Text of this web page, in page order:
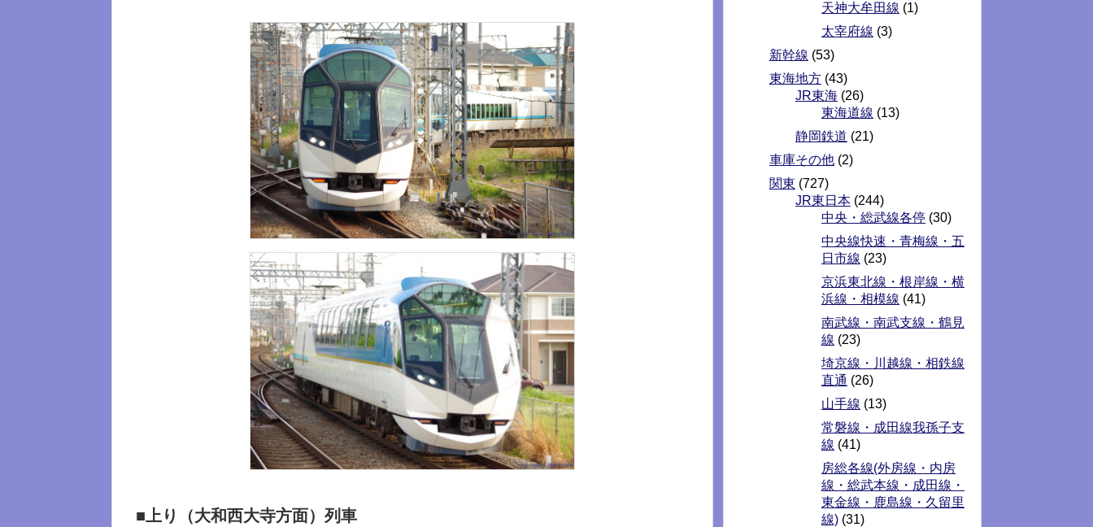
■上り（大和西大寺方面）列車
天神大牟田線 (1)
太宰府線 (3)
新幹線 (53)
東海地方 (43)
JR東海 (26)
東海道線 (13)
静岡鉄道 (21)
車庫その他 (2)
関東 (727)
JR東日本 (244)
中央・総武線各停 (30)
中央線快速・青梅線・五
日市線 (23)
京浜東北線・根岸線・横
浜線・相模線 (41)
南武線・南武支線・鶴見
線 (23)
埼京線・川越線・相鉄線
直通 (26)
山手線 (13)
常磐線・成田線我孫子支
線 (41)
房総各線(外房線・内房
線・総武本線・成田線・
東金線・鹿島線・久留里
線) (31)